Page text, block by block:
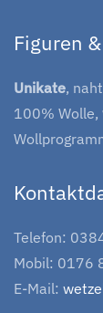
Figuren
Unikate,
100% Wolle,
Telefon:
Mobil: 0176
E-Mail: